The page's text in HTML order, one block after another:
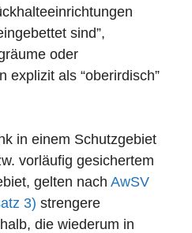
sind”,
oder
explizit als “oberirdisch”
in einem Schutzgebiet
vorläufig gesichertem
gelten nach AwSV
3) strengere
die wiederum in